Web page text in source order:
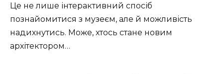
Це не лише інтерактивний спосіб
познайомитися з музеєм, але й можливість
надихнутись. Може, хтось стане новим
архітектором…